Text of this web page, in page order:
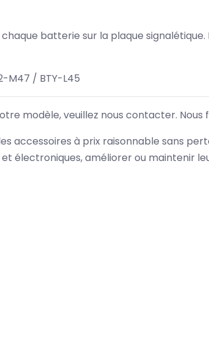
batterie sur la plaque
M47 / BTY-L45
modèle, veuillez nous contacter.
accessoires à prix raisonnable sans
électroniques, améliorer ou maintenir